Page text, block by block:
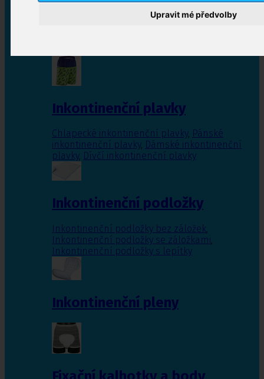
Upravit mé předvolby
Inkontinenční vložky
Inkontinenční plavky
Chlapecké inkontinenční plavky, Pánské
inkontinenční plavky, Dámské inkontinenční
plavky, Dívčí inkontinenční plavky
Inkontinenční podložky
Inkontinenční podložky bez záložek,
Inkontinenční podložky se záložkami,
Inkontinenční podložky s lepítky
Inkontinenční pleny